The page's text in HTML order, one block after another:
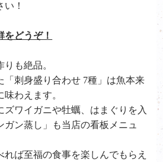
！
どうぞ！
も絶品。
「刺身盛り合わせ 7種」は魚本来
わえます。
ズワイガニや牡蠣、はまぐりを入
ガン蒸し」も当店の看板メニュ
れば至福の食事を楽しんでもらえ